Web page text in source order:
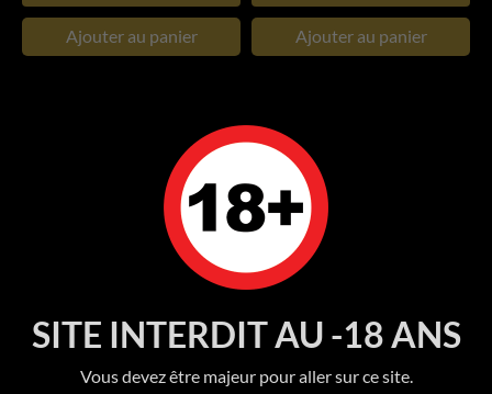
SITE INTERDIT AU -18 ANS
Vous devez être majeur pour aller sur ce site.
Ajouter au panier Ajouter au panier